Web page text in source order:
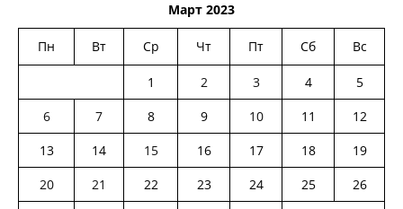
Март 2023
Пн Вт Ср Чт Пт Сб Вс
1 2 3 4
5
6
7 8 9 10 11
12
13
14 15 16 17 18
19
20
21 22 23 24 25
26